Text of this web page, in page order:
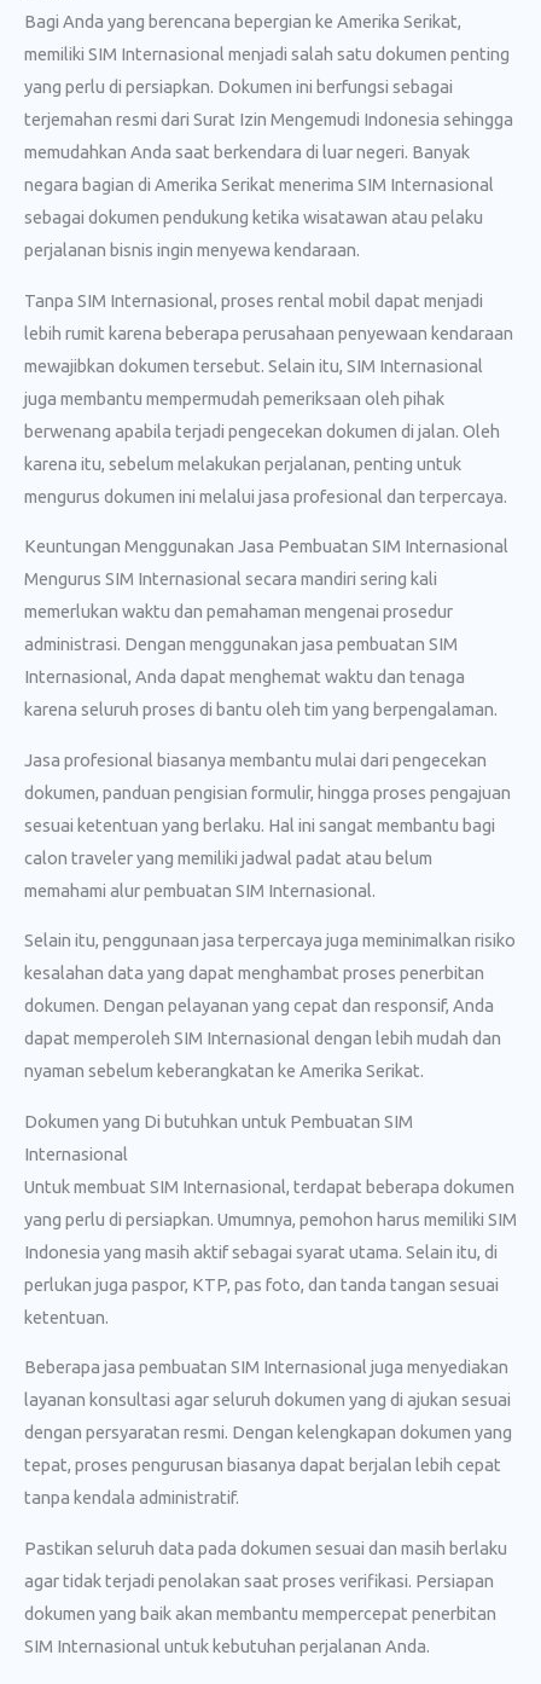
Bagi Anda yang berencana bepergian ke Amerika Serikat,
memiliki SIM Internasional menjadi salah satu dokumen penting
yang perlu di persiapkan. Dokumen ini berfungsi sebagai
terjemahan resmi dari Surat Izin Mengemudi Indonesia sehingga
memudahkan Anda saat berkendara di luar negeri. Banyak
negara bagian di Amerika Serikat menerima SIM Internasional
sebagai dokumen pendukung ketika wisatawan atau pelaku
perjalanan bisnis ingin menyewa kendaraan.
Tanpa SIM Internasional, proses rental mobil dapat menjadi
lebih rumit karena beberapa perusahaan penyewaan kendaraan
mewajibkan dokumen tersebut. Selain itu, SIM Internasional
juga membantu mempermudah pemeriksaan oleh pihak
berwenang apabila terjadi pengecekan dokumen di jalan. Oleh
karena itu, sebelum melakukan perjalanan, penting untuk
mengurus dokumen ini melalui jasa profesional dan terpercaya.
Keuntungan Menggunakan Jasa Pembuatan SIM Internasional
Mengurus SIM Internasional secara mandiri sering kali
memerlukan waktu dan pemahaman mengenai prosedur
administrasi. Dengan menggunakan jasa pembuatan SIM
Internasional, Anda dapat menghemat waktu dan tenaga
karena seluruh proses di bantu oleh tim yang berpengalaman.
Jasa profesional biasanya membantu mulai dari pengecekan
dokumen, panduan pengisian formulir, hingga proses pengajuan
sesuai ketentuan yang berlaku. Hal ini sangat membantu bagi
calon traveler yang memiliki jadwal padat atau belum
memahami alur pembuatan SIM Internasional.
Selain itu, penggunaan jasa terpercaya juga meminimalkan risiko
kesalahan data yang dapat menghambat proses penerbitan
dokumen. Dengan pelayanan yang cepat dan responsif, Anda
dapat memperoleh SIM Internasional dengan lebih mudah dan
nyaman sebelum keberangkatan ke Amerika Serikat.
Dokumen yang Di butuhkan untuk Pembuatan SIM
Internasional
Untuk membuat SIM Internasional, terdapat beberapa dokumen
yang perlu di persiapkan. Umumnya, pemohon harus memiliki SIM
Indonesia yang masih aktif sebagai syarat utama. Selain itu, di
perlukan juga paspor, KTP, pas foto, dan tanda tangan sesuai
ketentuan.
Beberapa jasa pembuatan SIM Internasional juga menyediakan
layanan konsultasi agar seluruh dokumen yang di ajukan sesuai
dengan persyaratan resmi. Dengan kelengkapan dokumen yang
tepat, proses pengurusan biasanya dapat berjalan lebih cepat
tanpa kendala administratif.
Pastikan seluruh data pada dokumen sesuai dan masih berlaku
agar tidak terjadi penolakan saat proses verifikasi. Persiapan
dokumen yang baik akan membantu mempercepat penerbitan
SIM Internasional untuk kebutuhan perjalanan Anda.